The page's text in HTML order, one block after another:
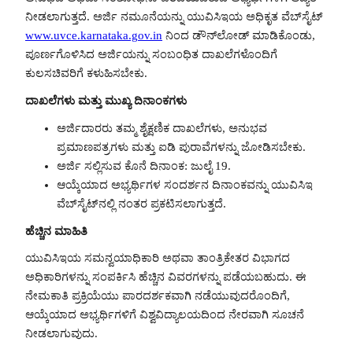
ನೀಡಲಾಗುತ್ತದೆ. ಅರ್ಜಿ ನಮೂನೆಯನ್ನು ಯುವಿಸಿಇಯ ಅಧಿಕೃತ ವೆಬ್‌ಸೈಟ್
www.uvce.karnataka.gov.in ನಿಂದ ಡೌನ್‌ಲೋಡ್ ಮಾಡಿಕೊಂಡು,
ಪೂರ್ಣಗೊಳಿಸಿದ ಅರ್ಜಿಯನ್ನು ಸಂಬಂಧಿತ ದಾಖಲೆಗಳೊಂದಿಗೆ
ಕುಲಸಚಿವರಿಗೆ ಕಳುಹಿಸಬೇಕು.
ದಾಖಲೆಗಳು ಮತ್ತು ಮುಖ್ಯ ದಿನಾಂಕಗಳು
ಅರ್ಜಿದಾರರು ತಮ್ಮ ಶೈಕ್ಷಣಿಕ ದಾಖಲೆಗಳು, ಅನುಭವ
ಪ್ರಮಾಣಪತ್ರಗಳು ಮತ್ತು ಐಡಿ ಪುರಾವೆಗಳನ್ನು ಜೋಡಿಸಬೇಕು.
ಅರ್ಜಿ ಸಲ್ಲಿಸುವ ಕೊನೆ ದಿನಾಂಕ: ಜುಲೈ 19.
ಆಯ್ಕೆಯಾದ ಅಭ್ಯರ್ಥಿಗಳ ಸಂದರ್ಶನ ದಿನಾಂಕವನ್ನು ಯುವಿಸಿಇ
ವೆಬ್‌ಸೈಟ್‌ನಲ್ಲಿ ನಂತರ ಪ್ರಕಟಿಸಲಾಗುತ್ತದೆ.
ಹೆಚ್ಚಿನ ಮಾಹಿತಿ
ಯುವಿಸಿಇಯ ಸಮನ್ವಯಾಧಿಕಾರಿ ಅಥವಾ ತಾಂತ್ರಿಕೇತರ ವಿಭಾಗದ
ಅಧಿಕಾರಿಗಳನ್ನು ಸಂಪರ್ಕಿಸಿ ಹೆಚ್ಚಿನ ವಿವರಗಳನ್ನು ಪಡೆಯಬಹುದು. ಈ
ನೇಮಕಾತಿ ಪ್ರಕ್ರಿಯೆಯು ಪಾರದರ್ಶಕವಾಗಿ ನಡೆಯುವುದರೊಂದಿಗೆ,
ಆಯ್ಕೆಯಾದ ಅಭ್ಯರ್ಥಿಗಳಿಗೆ ವಿಶ್ವವಿದ್ಯಾಲಯದಿಂದ ನೇರವಾಗಿ ಸೂಚನೆ
ನೀಡಲಾಗುವುದು.